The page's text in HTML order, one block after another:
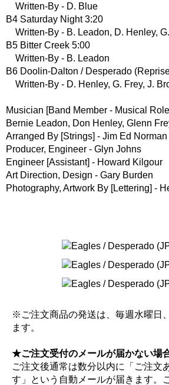
Written-By - D. Blue
B4 Saturday Night 3:20
Written-By - B. Leadon, D. Henley,
B5 Bitter Creek 5:00
Written-By - B. Leadon
B6 Doolin-Dalton / Desperado
Written-By - D. Henley, G. Frey, J.
Musician [Band Member - Musical
Bernie Leadon, Don Henley, Glenn
Arranged By [Strings] - Jim Ed Norman
Producer, Engineer - Glyn Johns
Engineer [Assistant] - Howard Kilgour
Art Direction, Design - Gary Burden
Photography, Artwork By [Lettering] -
※ご注文商品の発送は、毎週水曜日
ます。
★ご注文受付のメールが届かない場
ご注文後通常は数分以内に「ご注文
す」という自動メールが届きます。